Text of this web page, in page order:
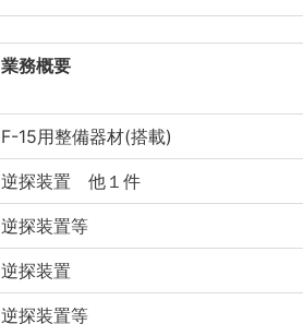
業務概要
F-15用整備器材(搭載)
逆探装置 他１件
逆探装置等
逆探装置
逆探装置等